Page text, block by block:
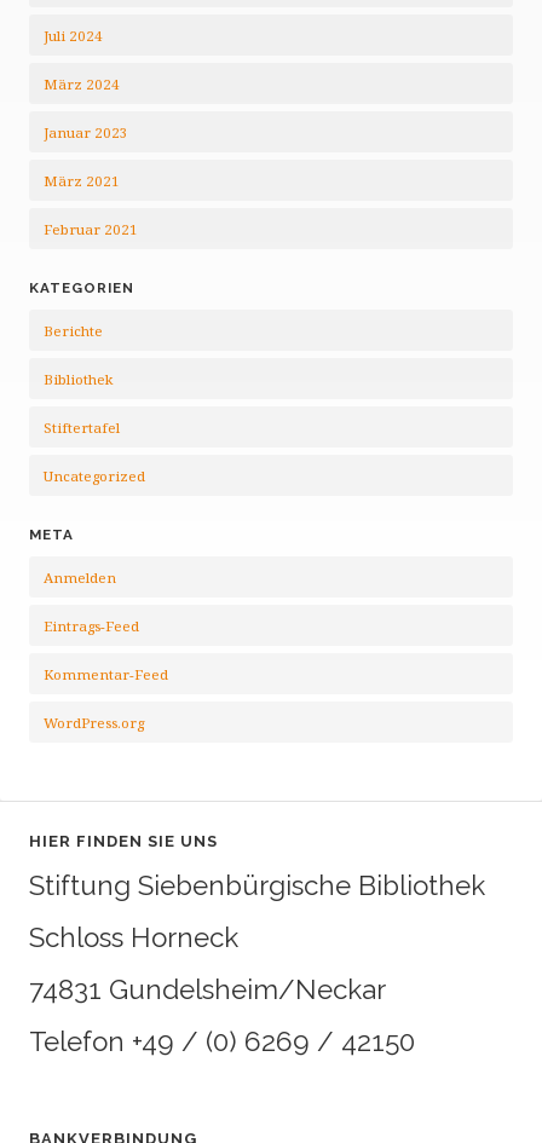
Juli 2024
März 2024
Januar 2023
März 2021
Februar 2021
KATEGORIEN
Berichte
Bibliothek
Stiftertafel
Uncategorized
META
Anmelden
Eintrags-Feed
Kommentar-Feed
WordPress.org
HIER FINDEN SIE UNS
Stiftung Siebenbürgische Bibliothek
Schloss Horneck
74831 Gundelsheim/Neckar
Telefon +49 / (0) 6269 / 42150
BANKVERBINDUNG